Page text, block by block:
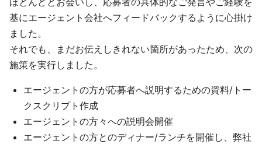
基にエージェント会社へフィードバックするように心掛け
ました。
それでも、まだお伝えしきれない箇所があったため、次の
施策を実行しました。
エージェントの方が応募者へ説明するための資料/トー
クスクリプト作成
エージェントの方々への説明会開催
エージェントの方とのディナー/ランチを開催し、弊社